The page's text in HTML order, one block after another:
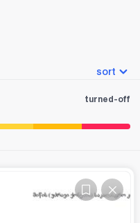
sort
turned-off